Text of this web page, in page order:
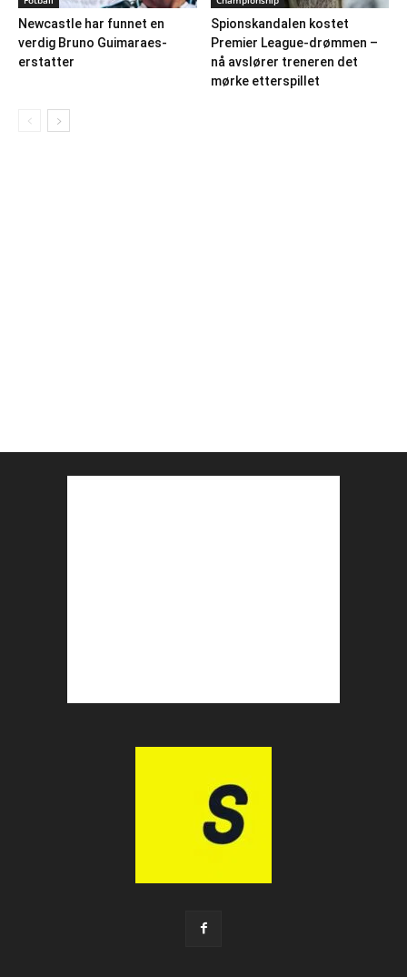
Newcastle har funnet en
verdig Bruno Guimaraes-
erstatter
Spionskandalen kostet
Premier League-drømmen –
nå avslører treneren det
mørke etterspillet